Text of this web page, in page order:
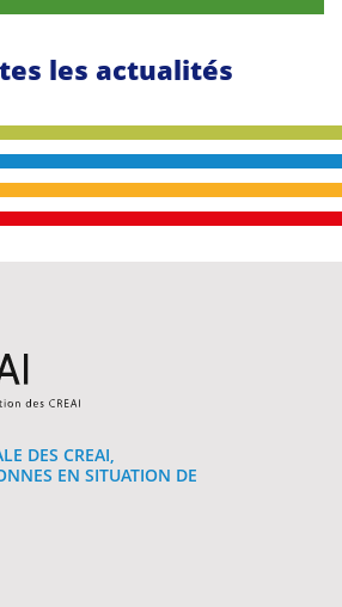
les actualités
DES CREAI,
EN SITUATION DE